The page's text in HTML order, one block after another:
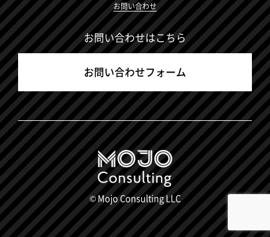
お問い合わせ
お問い合わせはこちら
お問い合わせフォーム
© Mojo Consulting LLC